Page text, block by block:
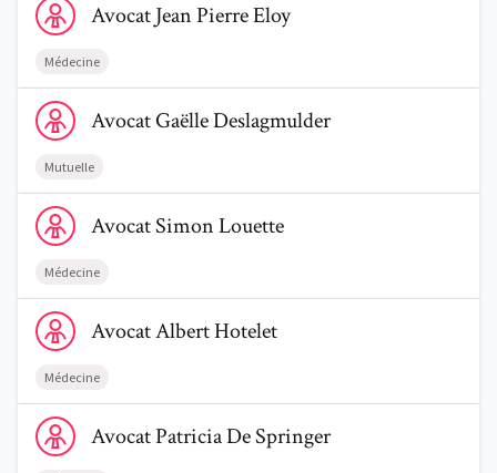
Blog
Une start-up 100% indépendante
AvocatJean PierreEloy
Médecine
Voir le profil de AvocatGaëlle Deslagmulder
AvocatGaëlleDeslagmulder
Mutuelle
Voir le profil de AvocatSimon Louette
AvocatSimonLouette
Médecine
Voir le profil de AvocatAlbert Hotelet
AvocatAlbertHotelet
Médecine
Voir le profil de AvocatPatricia De Springer
AvocatPatriciaDe Springer